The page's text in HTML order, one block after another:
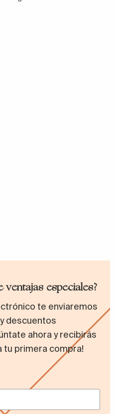
ventajas especiales?
te enviaremos
descuentos
ahora y recibirás
primera compra!